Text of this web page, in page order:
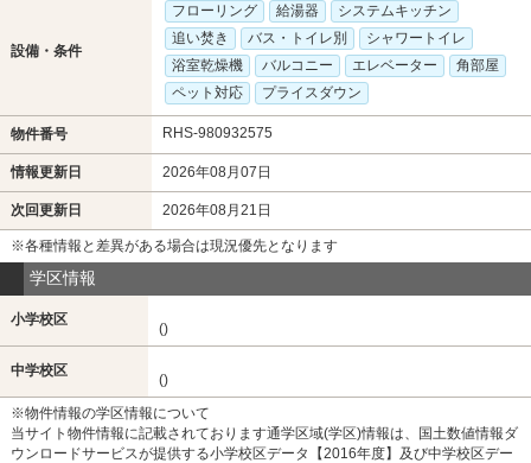
設備・条件
フローリング 給湯器
システムキッチン
追い焚き
バス・トイレ別
シャワートイレ
浴室乾燥機
バルコニー エレベーター
角部屋
ペット対応
プライスダウン
物件番号 RHS-980932575
情報更新日 2026年08月07日
次回更新日 2026年08月21日
※各種情報と差異がある場合は現況優先となります
学区情報
小学校区
()
中学校区
()
※物件情報の学区情報について
当サイト物件情報に記載されております通学区域(学区)情報は、国土数値情報ダ
ウンロードサービスが提供する小学校区データ【2016年度】及び中学校区デー